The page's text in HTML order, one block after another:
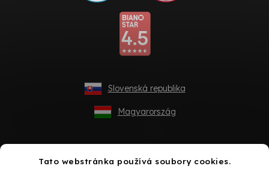
Tato webstránka používá soubory cookies.
Slovenská republika
Magyarország